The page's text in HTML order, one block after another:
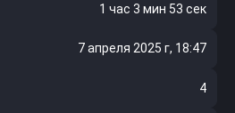
1 час 3 мин 53 сек
7 апреля 2025 г, 18:47
4